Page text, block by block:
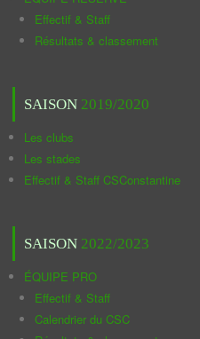
Effectif & Staff
Résultats & classement
SAISON 2019/2020
Les clubs
Les stades
Effectif & Staff CSConstantine
SAISON 2022/2023
ÉQUIPE PRO
Effectif & Staff
Calendrier du CSC